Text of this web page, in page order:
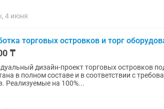
4 июня
торговых островков и торг
₸
дизайн-проект торговых островков
в полном составе и в соответствии с
Реализуемые на 100%...